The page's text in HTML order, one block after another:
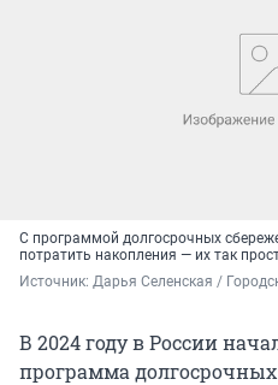
С программой долгосрочных
потратить накопления — их так
Источник: Дарья Селенская /
В 2024 году в России
программа